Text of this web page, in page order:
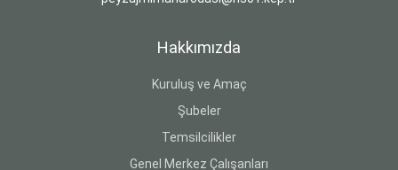
Hakkımızda
Kuruluş ve Amaç
Şubeler
Temsilcilikler
Genel Merkez Çalışanları